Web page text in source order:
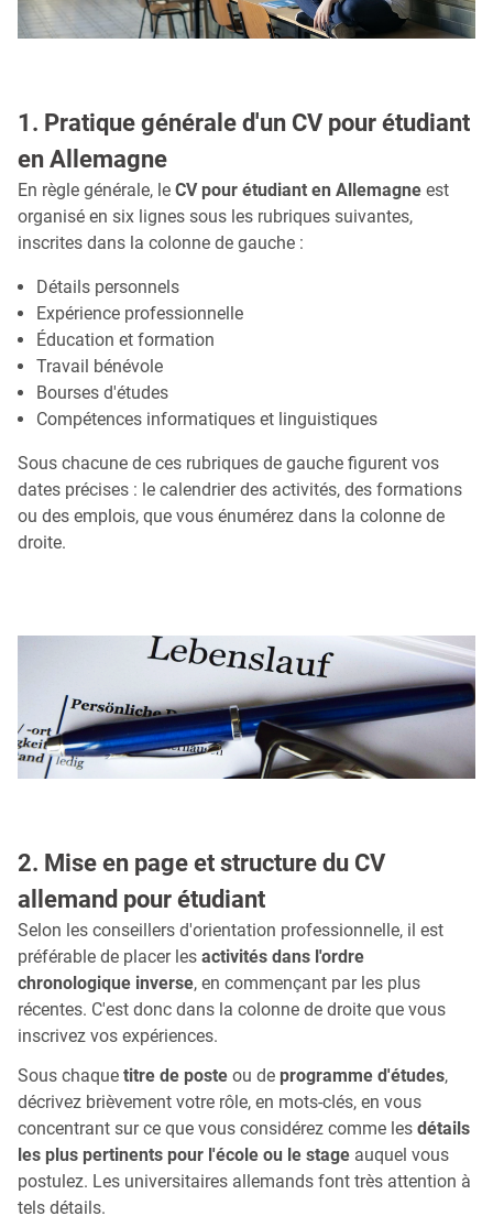
1. Pratique générale d'un CV pour étudiant
en Allemagne
En règle générale, le CV pour étudiant en Allemagne est
organisé en six lignes sous les rubriques suivantes,
inscrites dans la colonne de gauche :
Détails personnels
Expérience professionnelle
Éducation et formation
Travail bénévole
Bourses d'études
Compétences informatiques et linguistiques
Sous chacune de ces rubriques de gauche figurent vos
dates précises : le calendrier des activités, des formations
ou des emplois, que vous énumérez dans la colonne de
droite.
2. Mise en page et structure du CV
allemand pour étudiant
Selon les conseillers d'orientation professionnelle, il est
préférable de placer les activités dans l'ordre
chronologique inverse, en commençant par les plus
récentes. C'est donc dans la colonne de droite que vous
inscrivez vos expériences.
Sous chaque titre de poste ou de programme d'études,
décrivez brièvement votre rôle, en mots-clés, en vous
concentrant sur ce que vous considérez comme les détails
les plus pertinents pour l'école ou le stage auquel vous
postulez. Les universitaires allemands font très attention à
tels détails.